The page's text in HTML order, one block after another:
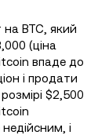
на BTC, який
(ціна
впаде до
і продати
$2,500
і